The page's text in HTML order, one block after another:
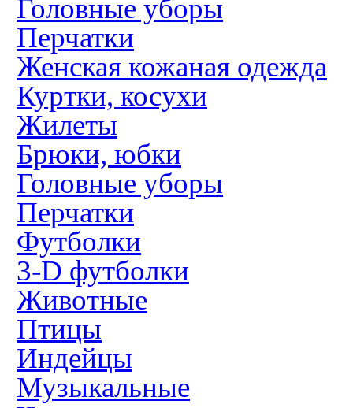
Головные уборы
Перчатки
Женская кожаная одежда
Куртки, косухи
Жилеты
Брюки, юбки
Головные уборы
Перчатки
Футболки
3-D футболки
Животные
Птицы
Индейцы
Музыкальные